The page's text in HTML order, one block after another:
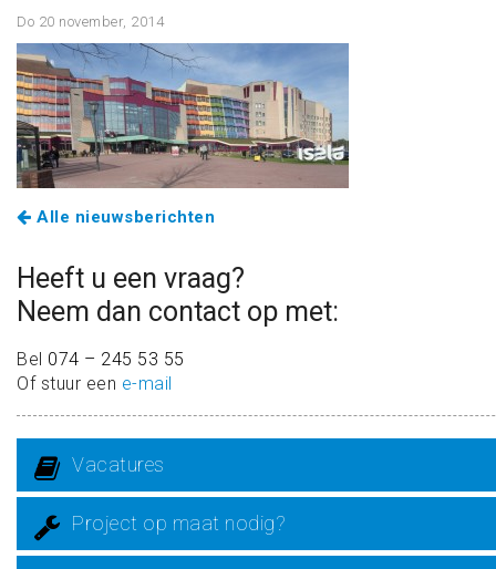
Do 20 november, 2014
Alle nieuwsberichten
Heeft u een vraag?
Neem dan contact op met:
Bel 074 – 245 53 55
Of stuur een e-mail
Vacatures
Project op maat nodig?